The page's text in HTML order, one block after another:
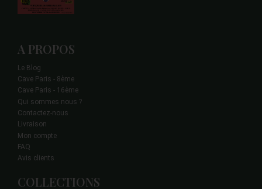
A PROPOS
Le Blog
Cave Paris - 8ème
Cave Paris - 16ème
Qui sommes nous ?
Contactez-nous
Livraison
Mon compte
FAQ
Avis clients
COLLECTIONS